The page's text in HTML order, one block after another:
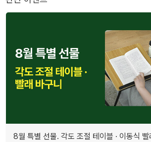
8월 특별 선물. 각도 조절 테이블 · 이동식 빨